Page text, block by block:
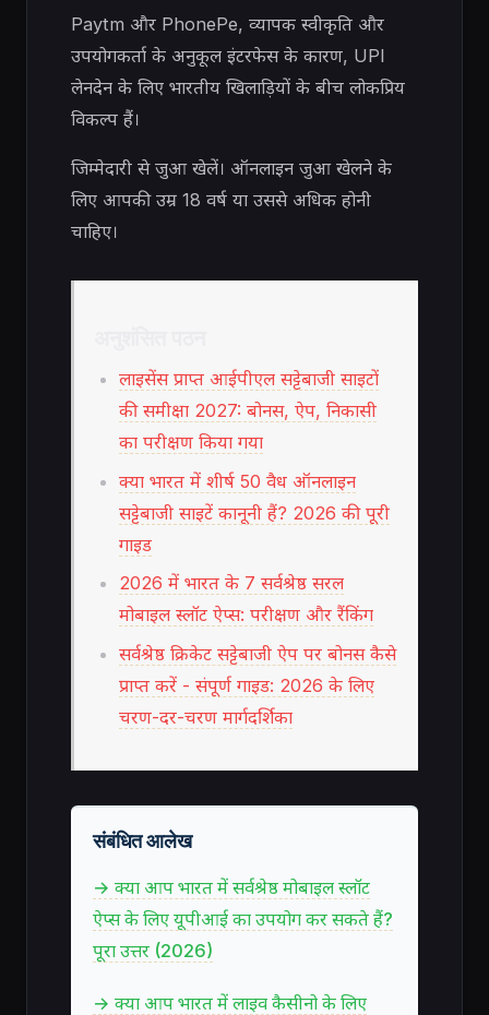
Paytm और PhonePe, व्यापक स्वीकृति और
उपयोगकर्ता के अनुकूल इंटरफेस के कारण, UPI
लेनदेन के लिए भारतीय खिलाड़ियों के बीच लोकप्रिय
विकल्प हैं।
जिम्मेदारी से जुआ खेलें। ऑनलाइन जुआ खेलने के
लिए आपकी उम्र 18 वर्ष या उससे अधिक होनी
चाहिए।
लाइसेंस प्राप्त आईपीएल सट्टेबाजी साइटों
की समीक्षा 2027: बोनस, ऐप, निकासी
का परीक्षण किया गया
क्या भारत में शीर्ष 50 वैध ऑनलाइन
सट्टेबाजी साइटें कानूनी हैं? 2026 की पूरी
गाइड
2026 में भारत के 7 सर्वश्रेष्ठ सरल
मोबाइल स्लॉट ऐप्स: परीक्षण और रैंकिंग
सर्वश्रेष्ठ क्रिकेट सट्टेबाजी ऐप पर बोनस कैसे
प्राप्त करें - संपूर्ण गाइड: 2026 के लिए
चरण-दर-चरण मार्गदर्शिका
संबंधित आलेख
→ क्या आप भारत में सर्वश्रेष्ठ मोबाइल स्लॉट
ऐप्स के लिए यूपीआई का उपयोग कर सकते हैं?
पूरा उत्तर (2026)
→ क्या आप भारत में लाइव कैसीनो के लिए